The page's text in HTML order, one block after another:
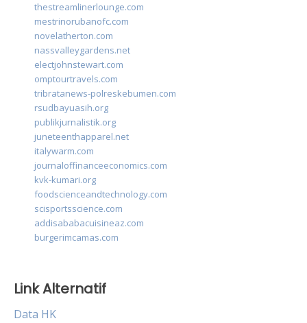
thestreamlinerlounge.com
mestrinorubanofc.com
novelatherton.com
nassvalleygardens.net
electjohnstewart.com
omptourtravels.com
tribratanews-polreskebumen.com
rsudbayuasih.org
publikjurnalistik.org
juneteenthapparel.net
italywarm.com
journaloffinanceeconomics.com
kvk-kumari.org
foodscienceandtechnology.com
scisportsscience.com
addisababacuisineaz.com
burgerimcamas.com
Link Alternatif
Data HK